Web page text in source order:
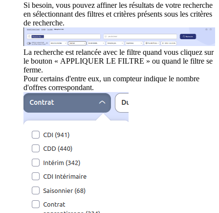
Si besoin, vous pouvez affiner les résultats de votre recherche
en sélectionnant des filtres et critères présents sous les critères
de recherche.
La recherche est relancée avec le filtre quand vous cliquez sur
le bouton « APPLIQUER LE FILTRE » ou quand le filtre se
ferme.
Pour certains d'entre eux, un compteur indique le nombre
d'offres correspondant.